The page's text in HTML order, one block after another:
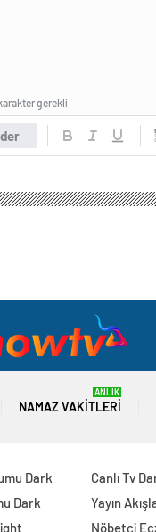
gerekli
NAMAZ VAKITLERI
ANLIK
Dark
Dark
Canlı Tv
Yayın
Nöbetçi